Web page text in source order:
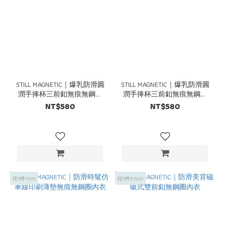
STILL MAGNETIC｜爆乳防滑圓
潤手捧杯三前釦無痕無鋼圈
內衣
NT$580
STILL MAGNETIC｜爆乳防滑圓
潤手捧杯三前釦無痕無鋼圈
內衣
NT$580
任3件1500 任3件$1500